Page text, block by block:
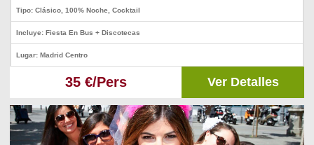
Tipo: Clásico, 100% Noche, Cocktail
Incluye: Fiesta En Bus + Discotecas
Lugar: Madrid Centro
35 €/Pers Ver Detalles